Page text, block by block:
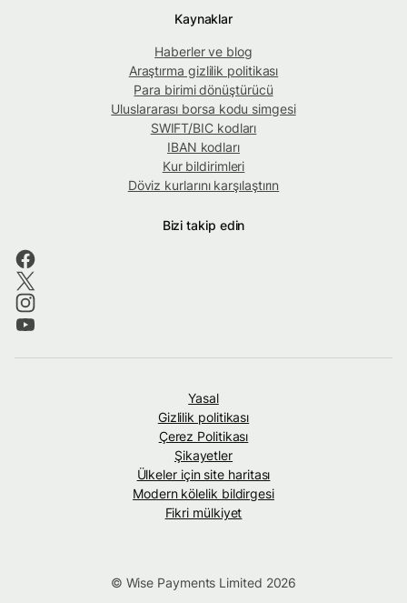
Kaynaklar
Haberler ve blog
Araştırma gizlilik politikası
Para birimi dönüştürücü
Uluslararası borsa kodu simgesi
SWIFT/BIC kodları
IBAN kodları
Kur bildirimleri
Döviz kurlarını karşılaştırın
Bizi takip edin
Yasal
Gizlilik politikası
Çerez Politikası
Şikayetler
Ülkeler için site haritası
Modern kölelik bildirgesi
Fikri mülkiyet
© Wise Payments Limited 2026